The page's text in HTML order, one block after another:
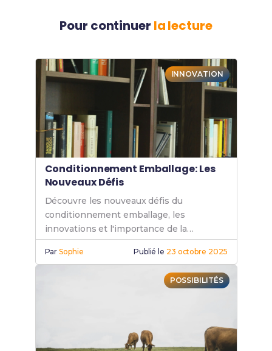
Pour continuer la lecture
INNOVATION
Conditionnement Emballage: Les
Nouveaux Défis
Découvre les nouveaux défis du
conditionnement emballage, les
innovations et l'importance de la
durabilité pour un avenir plus vert et
responsable.
ParSophie Publié le 23 octobre 2025
POSSIBILITÉS